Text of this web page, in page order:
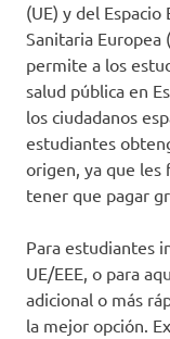
(UE) y del Espacio
Sanitaria Europea
permite a los
salud pública en
los ciudadanos
estudiantes
origen, ya que les
tener que pagar
Para estudiantes
UE/EEE, o para
adicional o más
la mejor opción.